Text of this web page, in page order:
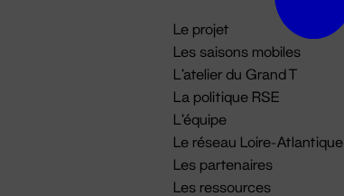
Le projet
Les saisons mobiles
L'atelier du Grand T
La politique RSE
L'équipe
Le réseau Loire-Atlantique
Les partenaires
Les ressources